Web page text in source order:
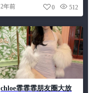
圈
2年前 512
0
chloe霏霏霏朋友圈大放